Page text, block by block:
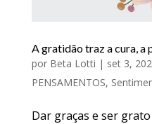
A gratidão traz a cura, a
por Beta Lotti | set 3,
PENSAMENTOS,
Dar graças e ser